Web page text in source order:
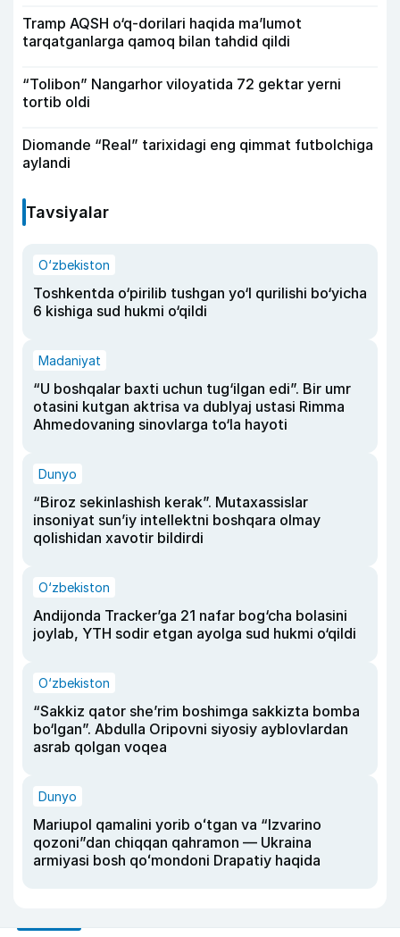
Tramp AQSH o‘q-dorilari haqida ma’lumot
tarqatganlarga qamoq bilan tahdid qildi
“Tolibon” Nangarhor viloyatida 72 gektar yerni
tortib oldi
Diomande “Real” tarixidagi eng qimmat futbolchiga
aylandi
Tavsiyalar
O‘zbekiston
Toshkentda o‘pirilib tushgan yo‘l qurilishi bo‘yicha
6 kishiga sud hukmi o‘qildi
Madaniyat
“U boshqalar baxti uchun tug‘ilgan edi”. Bir umr
otasini kutgan aktrisa va dublyaj ustasi Rimma
Ahmedovaning sinovlarga to‘la hayoti
Dunyo
“Biroz sekinlashish kerak”. Mutaxassislar
insoniyat sun’iy intellektni boshqara olmay
qolishidan xavotir bildirdi
O‘zbekiston
Andijonda Tracker’ga 21 nafar bog‘cha bolasini
joylab, YTH sodir etgan ayolga sud hukmi o‘qildi
O‘zbekiston
“Sakkiz qator she’rim boshimga sakkizta bomba
bo‘lgan”. Abdulla Oripovni siyosiy ayblovlardan
asrab qolgan voqea
Dunyo
Mariupol qamalini yorib oʻtgan va “Izvarino
qozoni”dan chiqqan qahramon — Ukraina
armiyasi bosh qoʻmondoni Drapatiy haqida